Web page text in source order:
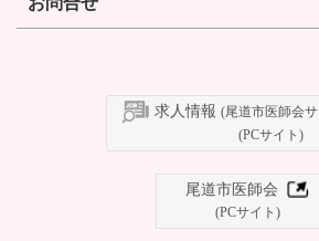
求人情報 (尾道市医師会
(PCサイト)
尾道市医師会
(PCサイト)